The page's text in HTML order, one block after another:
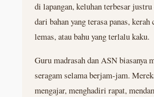
di lapangan, keluhan terbesar justru
dari bahan yang terasa panas, kerah
lemas, atau bahu yang terlalu kaku.
Guru madrasah dan ASN biasanya
seragam selama berjam-jam.
mengajar, menghadiri rapat,